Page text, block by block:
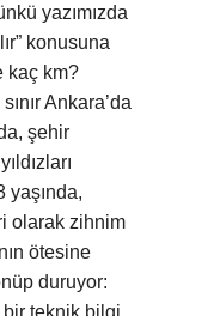
yazımızda
konusuna
kaç km?
Ankara’da
şehir
yaşında,
olarak zihnim
ötesine
duruyor:
teknik bilgi